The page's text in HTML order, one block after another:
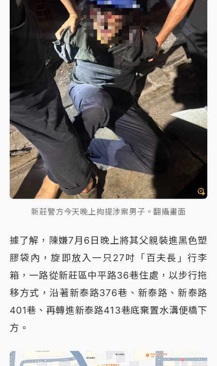
新莊警方今天晚上拘提涉案男子。翻攝畫面
據了解，陳嫌7月6日晚上將其父親裝進黑色塑
膠袋內，旋即放入一只27吋「百夫長」行李
箱，一路從新莊區中平路36巷住處，以步行拖
移方式，沿著新泰路376巷、新泰路、新泰路
401巷、再轉進新泰路413巷底棄置水溝便橋下
方。